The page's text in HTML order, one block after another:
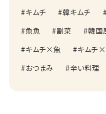
キムチ 韓キムチ
魚魚
副菜 韓国
キムチ×魚
キムチ
おつまみ
辛い料理